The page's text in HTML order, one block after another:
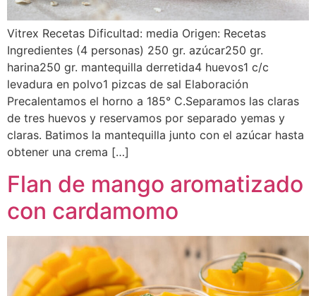
Vitrex Recetas Dificultad: media Origen: Recetas
Ingredientes (4 personas) 250 gr. azúcar250 gr.
harina250 gr. mantequilla derretida4 huevos1 c/c
levadura en polvo1 pizcas de sal Elaboración
Precalentamos el horno a 185° C.Separamos las claras
de tres huevos y reservamos por separado yemas y
claras. Batimos la mantequilla junto con el azúcar hasta
obtener una crema […]
Flan de mango aromatizado
con cardamomo